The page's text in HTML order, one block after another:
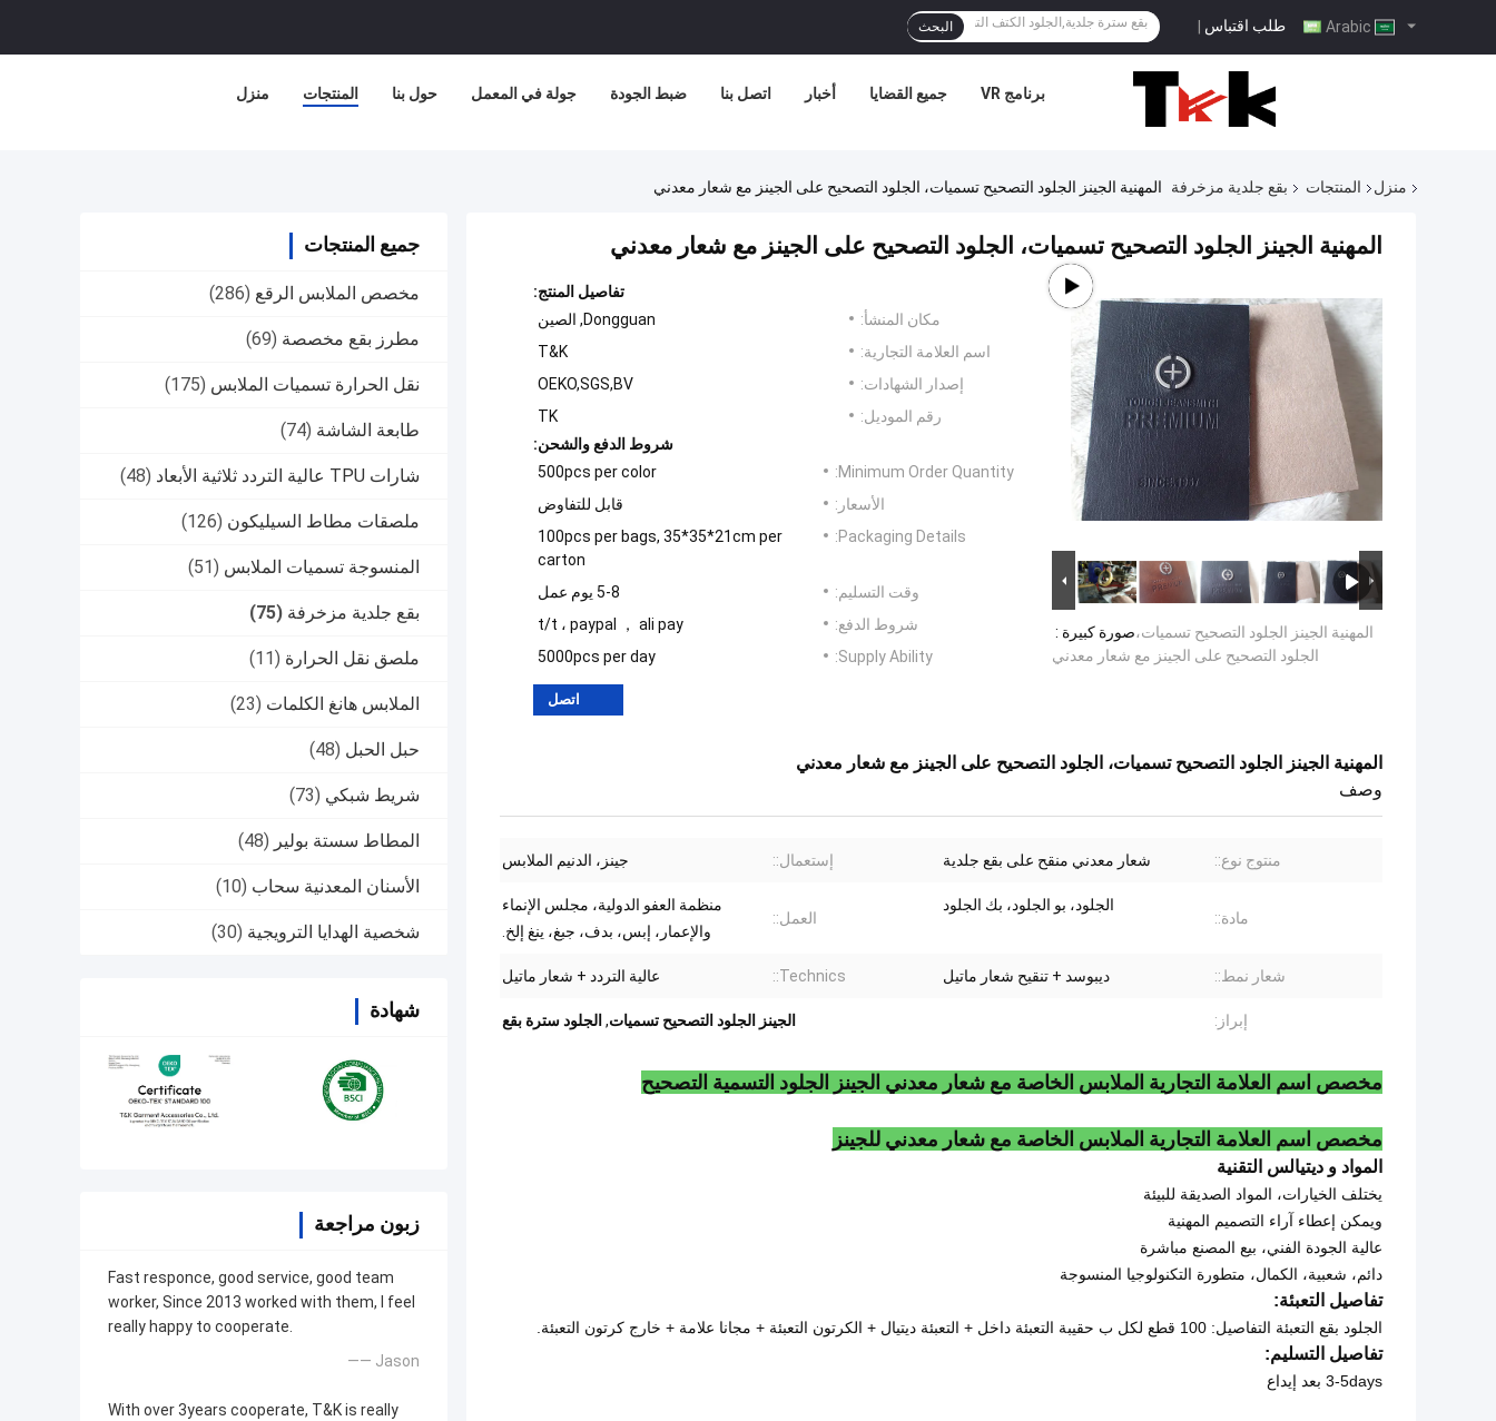
طلب اقتباس | البحث
منزل المنتجات حول بنا جولة في المعمل ضبط الجودة اتصل بنا أخبار جميع القضايا برنامج VR
منزل المنتجات بقع جلدية مزخرفة المهنية الجينز الجلود التصحيح تسميات، الجلود التصحيح على الجينز مع شعار معدني
جميع المنتجات
مخصص الملابس الرقع (286)
مطرز بقع مخصصة (69)
نقل الحرارة تسميات الملابس (175)
طابعة الشاشة (74)
شارات TPU عالية التردد ثلاثية الأبعاد (48)
ملصقات مطاط السيليكون (126)
المنسوجة تسميات الملابس (51)
بقع جلدية مزخرفة (75)
ملصق نقل الحرارة (11)
الملابس هانغ الكلمات (23)
حبل الحبل (48)
شريط شبكي (73)
المطاط سستة بولير (48)
الأسنان المعدنية سحاب (10)
شخصية الهدايا الترويجية (30)
شهادة
زبون مراجعة
Fast responce, good service, good team
worker, Since 2013 worked with them, I feel
really happy to cooperate.
—— Jason
With over 3years cooperate, T&K is really
المهنية الجينز الجلود التصحيح تسميات، الجلود التصحيح على الجينز مع شعار معدني
صورة كبيرة :المهنية الجينز الجلود التصحيح تسميات،
الجلود التصحيح على الجينز مع شعار معدني
تفاصيل المنتج:
مكان المنشأ:
Dongguan, الصين
اسم العلامة التجارية:
T&K
إصدار الشهادات:
OEKO,SGS,BV
رقم الموديل:
TK
شروط الدفع والشحن:
Minimum Order Quantity:
500pcs per color
الأسعار:
قابل للتفاوض
Packaging Details:
100pcs per bags, 35*35*21cm per
carton
وقت التسليم:
5-8 يوم عمل
شروط الدفع:
t/t ، paypal ， ali pay
Supply Ability:
5000pcs per day
اتصل
المهنية الجينز الجلود التصحيح تسميات، الجلود التصحيح على الجينز مع شعار معدني
وصف
منتوج نوع:: شعار معدني منقح على بقع جلدية إستعمال:: جينز، الدنيم الملابس
مادة::
الجلود، بو الجلود، بك الجلود
العمل::
منظمة العفو الدولية، مجلس الإنماء
والإعمار، إبس، بدف، جبغ، ينغ إلخ.
شعار نمط:: ديبوسد + تنقيح شعار ماتيل Technics:: عالية التردد + شعار ماتيل
إبراز: الجينز الجلود التصحيح تسميات, الجلود سترة بقع
مخصص اسم العلامة التجارية الملابس الخاصة مع شعار معدني الجينز الجلود التسمية التصحيح
مخصص اسم العلامة التجارية الملابس الخاصة مع شعار معدني للجينز
المواد و ديتيالس التقنية
يختلف الخيارات، المواد الصديقة للبيئة
ويمكن إعطاء آراء التصميم المهنية
عالية الجودة الفني، بيع المصنع مباشرة
دائم، شعبية، الكمال، متطورة التكنولوجيا المنسوجة
تفاصيل التعبئة:
الجلود بقع التعبئة التفاصيل: 100 قطع لكل ب حقيبة التعبئة داخل + التعبئة ديتيال + الكرتون التعبئة + مجانا علامة + خارج كرتون التعبئة.
تفاصيل التسليم:
3-5days بعد إيداع